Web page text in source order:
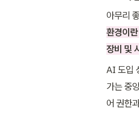
아무리
환경이
장비 및
AI 도입
가는 중
어 권한